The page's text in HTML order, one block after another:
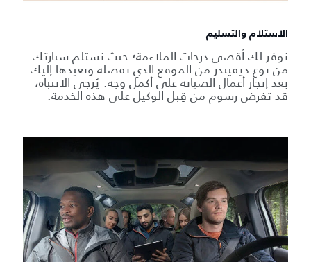
الاستلام والتسليم
نوفر لك أقصى درجات الملاءمة؛ حيث نستلم سيارتك
من نوع ديفيندر من الموقع الذي تفضله ونعيدها إليك
بعد إنجاز أعمال الصيانة على أكمل وجه. يُرجى الانتباه،
قد تفرض رسوم من قِبل الوكيل على هذه الخدمة.